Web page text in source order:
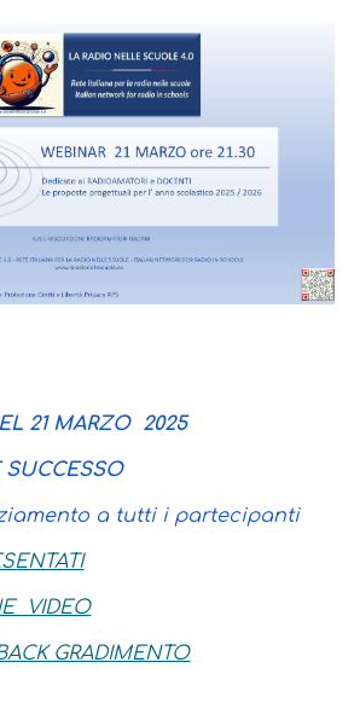
21 MARZO 2025
SUCCESSO
a tutti i partecipanti
VIDEO
GRADIMENTO